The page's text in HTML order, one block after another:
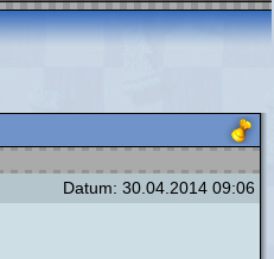
Datum: 30.04.2014 09:06